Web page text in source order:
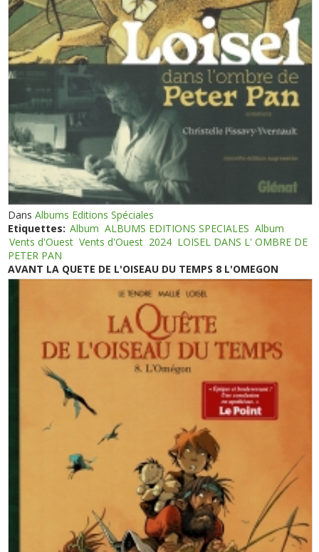
DansAlbums Editions Spéciales
Etiquettes: Album ALBUMS EDITIONS SPECIALES Album
Vents d'Ouest Vents d'Ouest 2024 LOISEL DANS L' OMBRE DE
PETER PAN
AVANT LA QUETE DE L'OISEAU DU TEMPS 8 L'OMEGON